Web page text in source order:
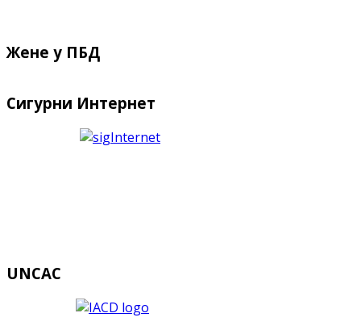
Жене у ПБД
Сигурни Интернет
UNCAC